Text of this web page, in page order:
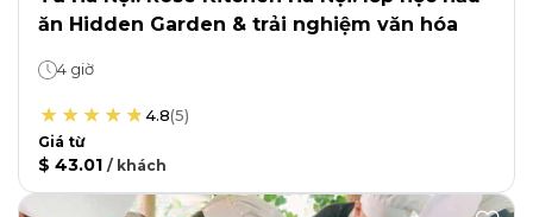
ăn Hidden Garden & trải nghiệm văn hóa
4 giờ
4.8(5)
Giá từ
$ 43.01 / khách